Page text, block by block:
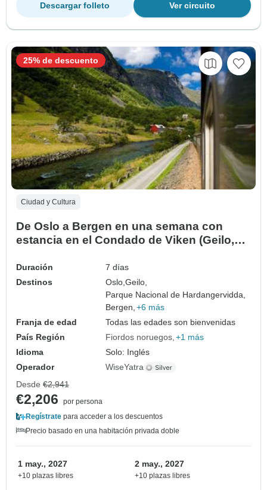
Ver circuito
Descargar folleto
Ciudad y Cultura
De Oslo a Bergen en una semana con
estancia en el Condado de Viken (Geilo,
Duración
7 días
Destinos
Oslo,Geilo,
Parque Nacional de Hardangervidda,
Bergen, +6 más
Franja de edad
Todas las edades son bienvenidas
País Región
Fiordos noruegos +1 más
Idioma
Solo: Inglés
Operador
WiseYatra
25% de descuento
Desde €2,941
€2,206
por persona
Regístrate para acceder a los descuentos
Precio basado en una habitación privada doble
1 may., 2027
+10 plazas libres
2 may., 2027
+10 plazas libres